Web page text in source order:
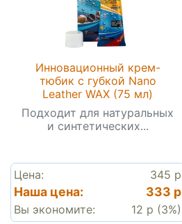
Инновационный крем-
тюбик с губкой Nano
Leather WAX (75 мл)
Подходит для натуральных
и синтетических...
Цена: 345 р
Наша цена: 333 р
Вы экономите: 12 р (3%)